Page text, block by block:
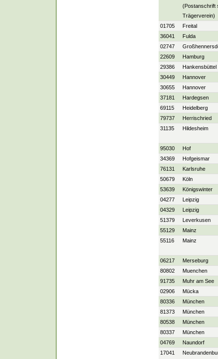
(Postanschrift
Trägerverein)
01705
Freital
36041
Fulda
02747
22609
Hamburg
29386
Hankensbüttel
30449
Hannover
30655
Hannover
37181
Hardegsen
69115
Heidelberg
79737
Herrischried
31135
Hildesheim
95030
Hof
34369
Hofgeismar
76131
Karlsruhe
50679
Köln
53639
Königswinter
04277
Leipzig
04329
Leipzig
51379
Leverkusen
55129
Mainz
55116
Mainz
06217
Merseburg
80802
Muenchen
91735
Muhr am See
02906
Mücka
80336
München
81373
München
80538
München
80337
München
04769
Naundorf
17041